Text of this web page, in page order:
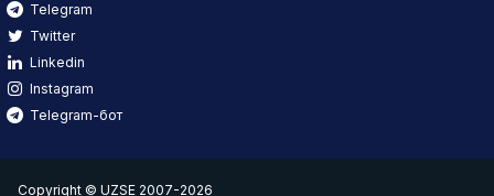
Telegram
Twitter
Linkedin
Instagram
Telegram-бот
Copyright © UZSE 2007-2026